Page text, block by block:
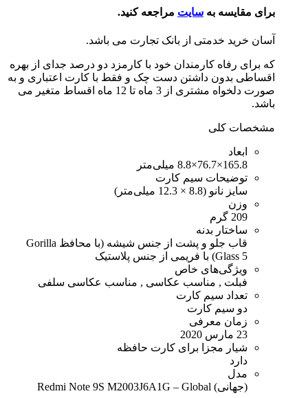
برای مقایسه به سایت مراجعه کنید.
آسان خرید خدمتی از بانک تجارت می باشد.
که برای رفاه کارمندان خود با کارمزد دو درصد جدای از بهره
اقساطی بدون داشتن دست چک و فقط با کارت اعتباری و به
صورت دلخواه مشتری از 3 ماه تا 12 ماه اقساط متغیر می
باشد.
مشخصات کلی
ابعاد
165.8×76.7×8.8 میلی‌متر
توضیحات سیم کارت
سایز نانو (8.8 × 12.3 میلی‌متر)
وزن
209 گرم
ساختار بدنه
قاب جلو و پشت از جنس شیشه (با محافظ Gorilla
Glass 5) با فریمی از جنس پلاستیک
ویژگی‌های خاص
فبلت , مناسب عکاسی , مناسب عکاسی سلفی
تعداد سیم کارت
دو سیم کارت
زمان معرفی
23 مارس 2020
شیار مجزا برای کارت حافظه
دارد
مدل
(جهانی) Redmi Note 9S M2003J6A1G – Global